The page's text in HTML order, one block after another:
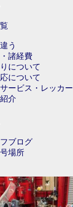
う
諸経費
について
について
ービス・レッカー
介
ブログ
場所